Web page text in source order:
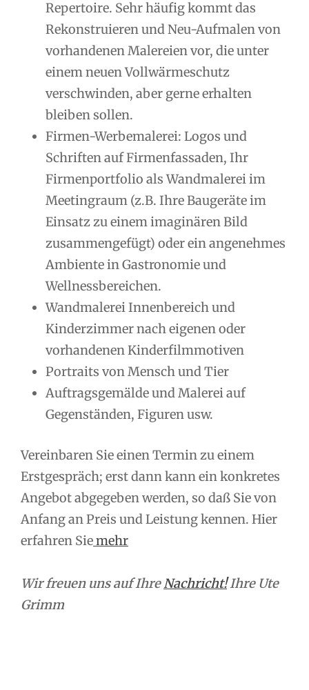
Repertoire. Sehr häufig kommt das
Rekonstruieren und Neu-Aufmalen von
vorhandenen Malereien vor, die unter
einem neuen Vollwärmeschutz
verschwinden, aber gerne erhalten
bleiben sollen.
Firmen-Werbemalerei: Logos und
Schriften auf Firmenfassaden, Ihr
Firmenportfolio als Wandmalerei im
Meetingraum (z.B. Ihre Baugeräte im
Einsatz zu einem imaginären Bild
zusammengefügt) oder ein angenehmes
Ambiente in Gastronomie und
Wellnessbereichen.
Wandmalerei Innenbereich und
Kinderzimmer nach eigenen oder
vorhandenen Kinderfilmmotiven
Portraits von Mensch und Tier
Auftragsgemälde und Malerei auf
Gegenständen, Figuren usw.
Vereinbaren Sie einen Termin zu einem
Erstgespräch; erst dann kann ein konkretes
Angebot abgegeben werden, so daß Sie von
Anfang an Preis und Leistung kennen. Hier
erfahren Siemehr
Wir freuen uns auf IhreNachricht!Ihre Ute
Grimm